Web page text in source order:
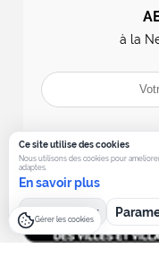
à la
Ce site utilise des cookies
Nous utilisons des cookies pour
adaptes.
En savoir plus
Tout refuser
Gérer les cookies